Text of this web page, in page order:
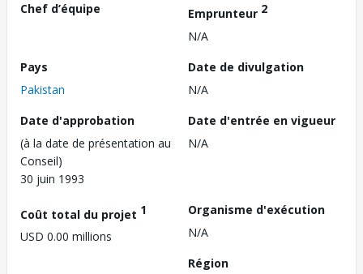
Chef d’équipe
Emprunteur 2
N/A
Pays
Pakistan
Date de divulgation
N/A
Date d'approbation
(à la date de présentation au
Conseil)
30 juin 1993
Date d'entrée en vigueur
N/A
Coût total du projet 1
USD 0.00 millions
Organisme d'exécution
N/A
Région